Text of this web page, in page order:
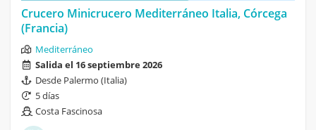
Crucero Minicrucero Mediterráneo Italia, Córcega
(Francia)
Mediterráneo
Salida el 16 septiembre 2026
Desde Palermo (Italia)
5 días
Costa Fascinosa